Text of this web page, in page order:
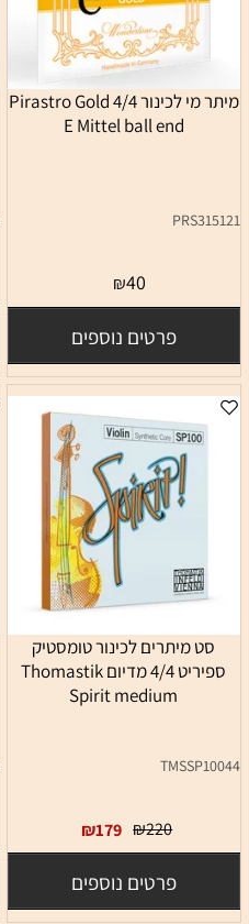
מיתר מי לכינור 4/4 Pirastro Gold
E Mittel ball end
PRS315121
₪40
פרטים נוספים
סט מיתרים לכינור טומסטיק
ספיריט 4/4 מדיום Thomastik
Spirit medium
TMSSP10044
₪220
₪179
פרטים נוספים